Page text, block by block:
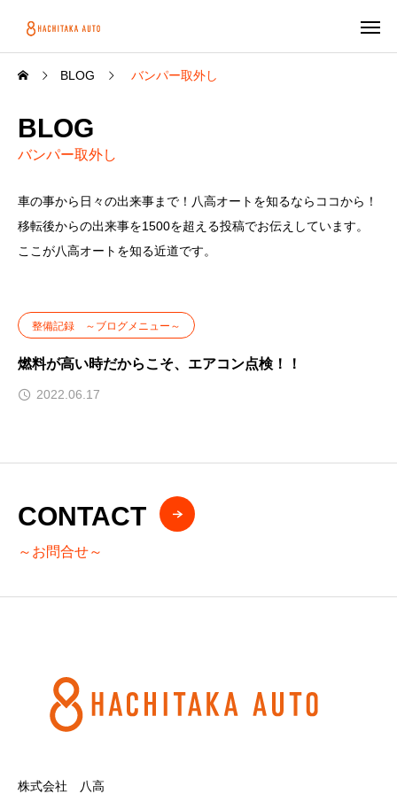
BLOG バンパー取外し
BLOG
バンパー取外し
車の事から日々の出来事まで！八高オートを知るならココから！
移転後からの出来事を1500を超える投稿でお伝えしています。
ここが八高オートを知る近道です。
整備記録 ～ブログメニュー～
燃料が高い時だからこそ、エアコン点検！！
2022.06.17
CONTACT
～お問合せ～
株式会社 八高